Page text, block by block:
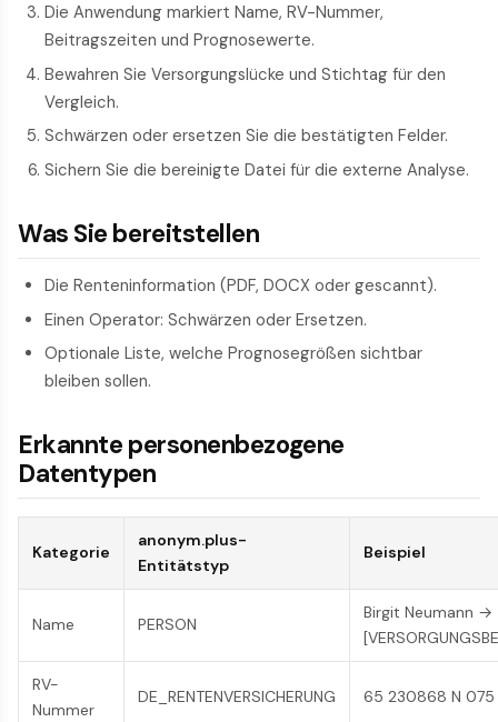
Die Anwendung markiert Name, RV-Nummer,
Beitragszeiten und Prognosewerte.
Bewahren Sie Versorgungslücke und Stichtag für den
Vergleich.
Schwärzen oder ersetzen Sie die bestätigten Felder.
Sichern Sie die bereinigte Datei für die externe Analyse.
Was Sie bereitstellen
Die Renteninformation (PDF, DOCX oder gescannt).
Einen Operator: Schwärzen oder Ersetzen.
Optionale Liste, welche Prognosegrößen sichtbar
bleiben sollen.
Erkannte personenbezogene
Datentypen
Kategorie
anonym.plus-
Entitätstyp
Beispiel
Name PERSON
Birgit Neumann →
RV-
Nummer
DE_RENTENVERSICHERUNG 65 230868 N 075